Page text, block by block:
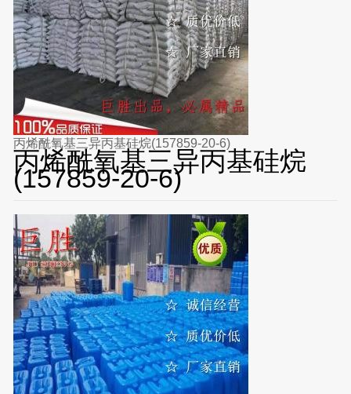
丙烯酰氧基三异丙基硅烷(157859-20-6)
丙烯酰氧基三异丙基硅烷
(157859-20-6)